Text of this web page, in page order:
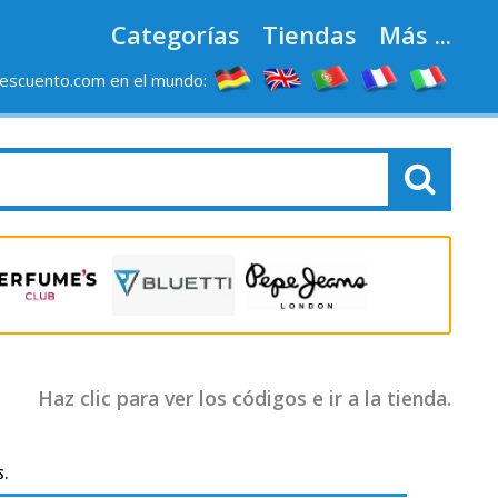
Categorías Tiendas Más ...
en el mundo:
Haz clic para ver los códigos e ir a la tienda.